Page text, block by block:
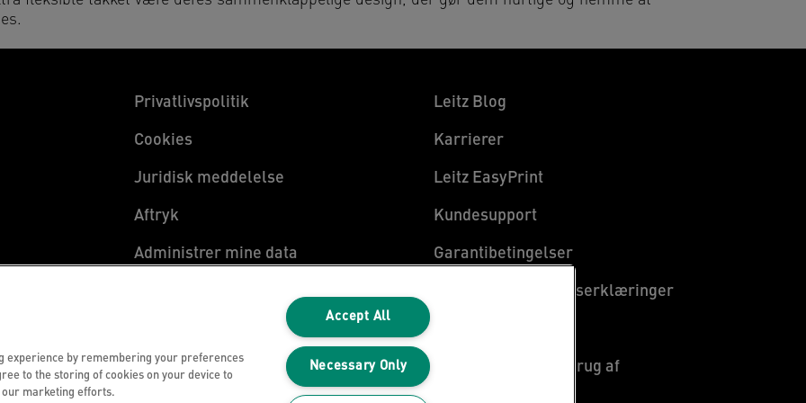
Privatlivspolitik
Cookies
Juridisk meddelelse
Aftryk
Administrer mine data
Leitz Blog
Karrierer
Leitz EasyPrint
Kundesupport
Garantibetingelser
Overensstemmelseserklæringer
Vejledning om genbrug af
experience by remembering your preferences
to the storing of cookies on your device to
our marketing efforts.
Accept All
Necessary Only